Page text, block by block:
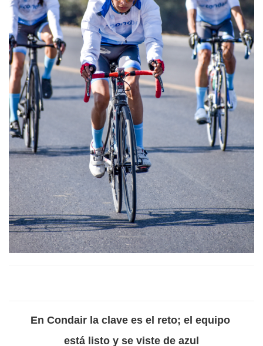
En Condair la clave es el reto; el equipo
está listo y se viste de azul